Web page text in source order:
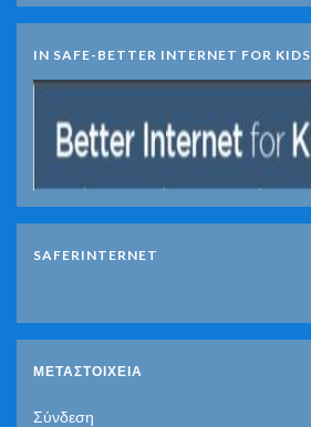
IN SAFE-BETTER INTERNET FOR KIDS
SAFERINTERNET
ΜΕΤΑΣΤΟΙΧΕΊΑ
Σύνδεση